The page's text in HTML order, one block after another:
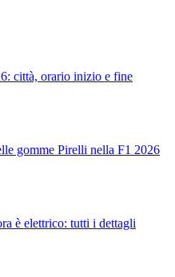
città, orario inizio e fine
gomme Pirelli nella F1 2026
è elettrico: tutti i dettagli